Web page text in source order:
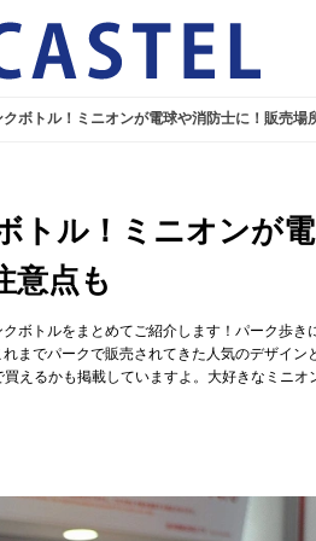
クボトル！ミニオンが電球や消防士に！販売場
トル！ミニオンが電
意点も
ボトルをまとめてご紹介します！パーク歩き
までパークで販売されてきた人気のデザイン
えるかも掲載していますよ。大好きなミニオ